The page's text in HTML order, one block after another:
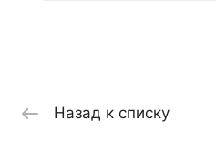
Назад к списку